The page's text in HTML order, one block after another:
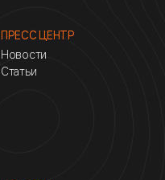
ПРЕСС ЦЕНТР
Новости
Статьи